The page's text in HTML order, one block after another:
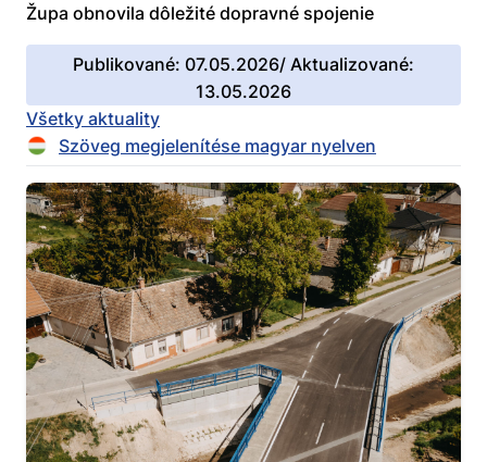
Župa obnovila dôležité dopravné spojenie
Publikované: 07.05.2026/ Aktualizované:
13.05.2026
Všetky aktuality
Szöveg megjelenítése magyar nyelven